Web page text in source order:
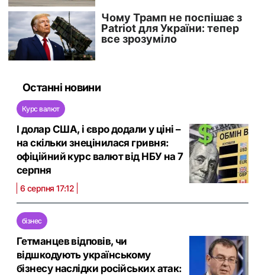
Останні новини
Курс валют
І долар США, і євро додали у ціні –
на скільки знецінилася гривня:
офіційний курс валют від НБУ на 7
серпня
6 серпня 17:12
бізнес
Гетманцев відповів, чи
відшкодують українському
бізнесу наслідки російських атак: